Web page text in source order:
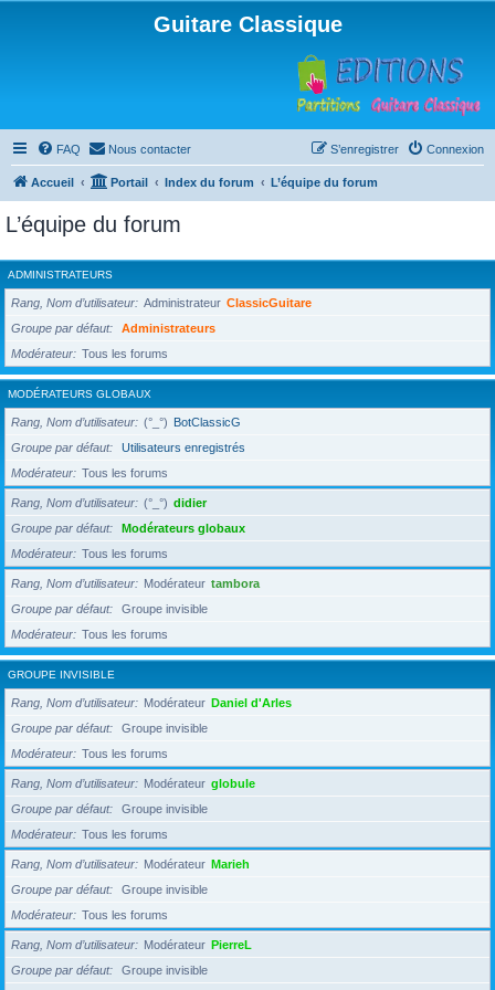
Guitare Classique
FAQ Nous contacter Connexion
S’enregistrer
Accueil Portail Index du forum L’équipe du forum
L’équipe du forum
ADMINISTRATEURS
Rang, Nom d’utilisateur Administrateur ClassicGuitare
Groupe par défaut
Administrateurs
Modérateur
Tous les forums
MODÉRATEURS GLOBAUX
Rang, Nom d’utilisateur (°_°) BotClassicG
Groupe par défaut
Utilisateurs enregistrés
Modérateur
Tous les forums
Rang, Nom d’utilisateur (°_°) didier
Groupe par défaut
Modérateurs globaux
Modérateur
Tous les forums
Rang, Nom d’utilisateur Modérateur tambora
Groupe par défaut
Groupe invisible
Modérateur
Tous les forums
GROUPE INVISIBLE
Rang, Nom d’utilisateur Modérateur Daniel d'Arles
Groupe par défaut
Groupe invisible
Modérateur
Tous les forums
Rang, Nom d’utilisateur Modérateur globule
Groupe par défaut
Groupe invisible
Modérateur
Tous les forums
Rang, Nom d’utilisateur Modérateur Marieh
Groupe par défaut
Groupe invisible
Modérateur
Tous les forums
Rang, Nom d’utilisateur Modérateur PierreL
Groupe par défaut
Groupe invisible